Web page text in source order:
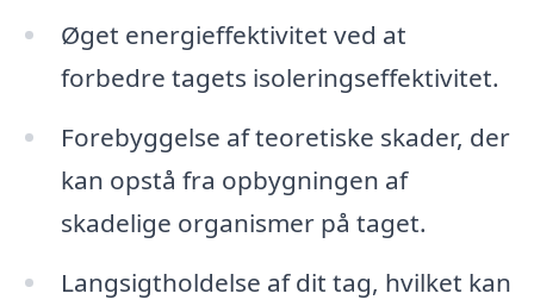
Øget energieffektivitet ved at
forbedre tagets isoleringseffektivitet.
Forebyggelse af teoretiske skader, der
kan opstå fra opbygningen af
skadelige organismer på taget.
Langsigtholdelse af dit tag, hvilket kan